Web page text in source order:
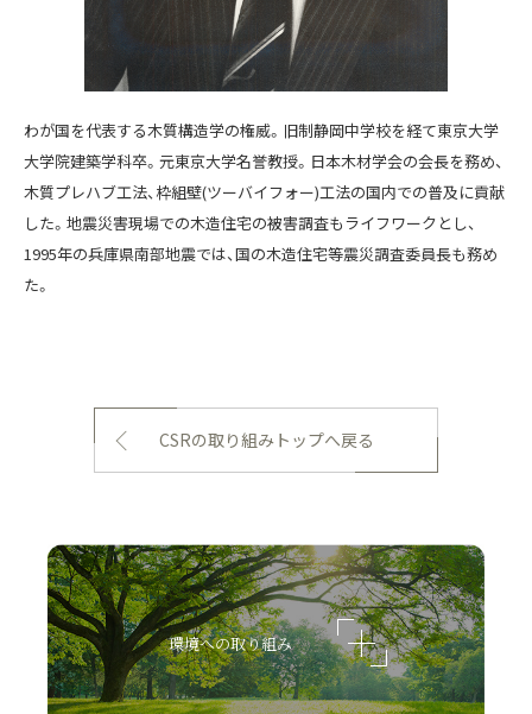
わが国を代表する木質構造学の権威。旧制静岡中学校を経て東京大学
大学院建築学科卒。元東京大学名誉教授。日本木材学会の会長を務め、
木質プレハブ工法、枠組壁(ツーバイフォー)工法の国内での普及に貢献
した。地震災害現場での木造住宅の被害調査もライフワークとし、
1995年の兵庫県南部地震では、国の木造住宅等震災調査委員長も務め
た。
CSRの取り組みトップへ戻る
環境への取り組み